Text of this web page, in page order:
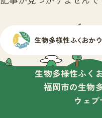
生物多様性ふく
福岡市の生物
ウェブ